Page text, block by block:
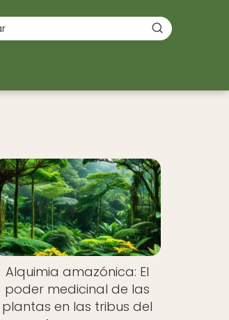
Alquimia amazónica: El
poder medicinal de las
plantas en las tribus del